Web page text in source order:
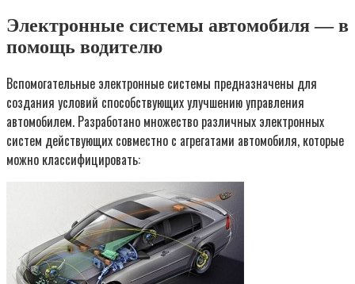
Электронные системы автомобиля — в
помощь водителю
Вспомогательные электронные системы предназначены для
создания условий способствующих улучшению управления
автомобилем. Разработано множество различных электронных
систем действующих совместно с агрегатами автомобиля, которые
можно классифицировать: